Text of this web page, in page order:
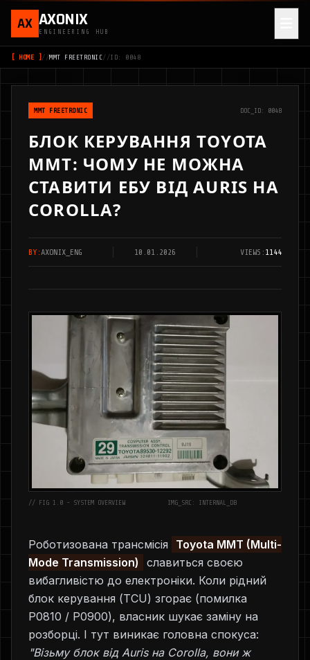
AX AXONIX
ENGINEERING HUB
[ HOME ] //MMT FREETRONIC//ID: 0048
MMT FREETRONIC DOC_ID: 0048
БЛОК КЕРУВАННЯ TOYOTA
MMT: ЧОМУ НЕ МОЖНА
СТАВИТИ ЕБУ ВІД AURIS НА
COROLLA?
BY:AXONIX_ENG 10.01.2026 VIEWS: 1144
// FIG 1.0 - SYSTEM OVERVIEW IMG_SRC: INTERNAL_DB
Роботизована трансмісія
Toyota MMT (Multi-
Mode Transmission)
славиться своєю
вибагливістю до електроніки. Коли рідний
блок керування (TCU) згорає (помилка
P0810 / P0900), власник шукає заміну на
розборці. І тут виникає головна спокуса:
"Візьму блок від Auris на Corolla, вони ж